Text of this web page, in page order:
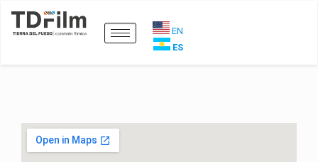
EN
ES